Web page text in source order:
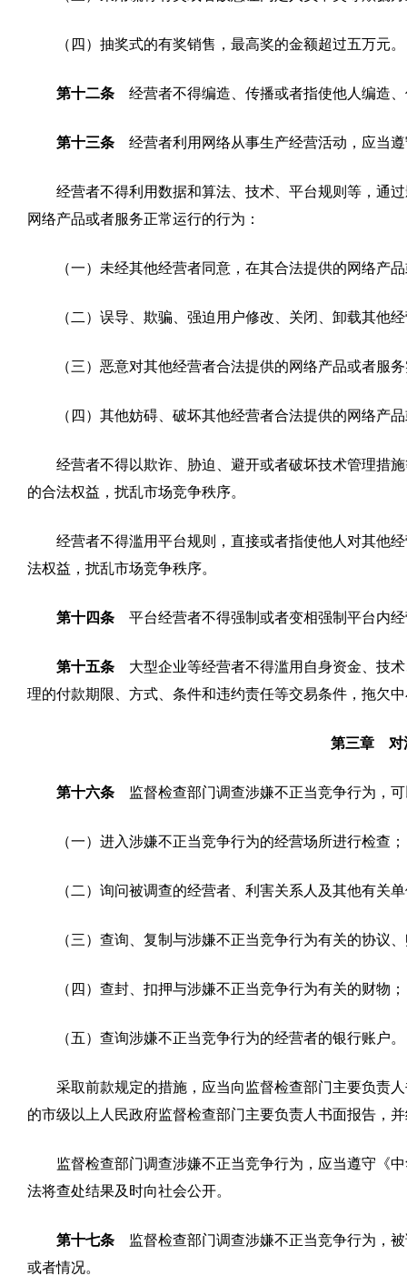
（四）抽奖式的有奖销售，最高奖的金额超过五万元。
第十二条 经营者不得编造、传播或者指使他人编造
第十三条 经营者利用网络从事生产经营活动，应当
经营者不得利用数据和算法、技术、平台规则等，通
网络产品或者服务正常运行的行为：
（一）未经其他经营者同意，在其合法提供的网络产
（二）误导、欺骗、强迫用户修改、关闭、卸载其他
（三）恶意对其他经营者合法提供的网络产品或者服
（四）其他妨碍、破坏其他经营者合法提供的网络产
经营者不得以欺诈、胁迫、避开或者破坏技术管理措
的合法权益，扰乱市场竞争秩序。
经营者不得滥用平台规则，直接或者指使他人对其他
法权益，扰乱市场竞争秩序。
第十四条 平台经营者不得强制或者变相强制平台内
第十五条 大型企业等经营者不得滥用自身资金、技
理的付款期限、方式、条件和违约责任等交易条件，拖欠
第三章 对
第十六条 监督检查部门调查涉嫌不正当竞争行为，
（一）进入涉嫌不正当竞争行为的经营场所进行检查；
（二）询问被调查的经营者、利害关系人及其他有关
（三）查询、复制与涉嫌不正当竞争行为有关的协议
（四）查封、扣押与涉嫌不正当竞争行为有关的财物；
（五）查询涉嫌不正当竞争行为的经营者的银行账户。
采取前款规定的措施，应当向监督检查部门主要负责
的市级以上人民政府监督检查部门主要负责人书面报告，
监督检查部门调查涉嫌不正当竞争行为，应当遵守《
法将查处结果及时向社会公开。
第十七条 监督检查部门调查涉嫌不正当竞争行为，
或者情况。